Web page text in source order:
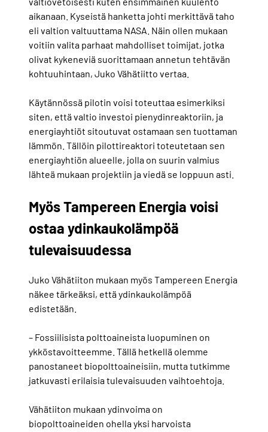
aikanaan. Kyseistä hanketta johti merkittävä taho
eli valtion valtuuttama NASA. Näin ollen mukaan
voitiin valita parhaat mahdolliset toimijat, jotka
olivat kykeneviä suorittamaan annetun tehtävän
kohtuuhintaan, Juko Vähätiitto vertaa.
Käytännössä pilotin voisi toteuttaa esimerkiksi
siten, että valtio investoi pienydinreaktoriin, ja
energiayhtiöt sitoutuvat ostamaan sen tuottaman
lämmön. Tällöin pilottireaktori toteutetaan sen
energiayhtiön alueelle, jolla on suurin valmius
lähteä mukaan projektiin ja viedä se loppuun asti.
Myös Tampereen Energia voisi
ostaa ydinkaukolämpöä
tulevaisuudessa
Juko Vähätiiton mukaan myös Tampereen Energia
näkee tärkeäksi, että ydinkaukolämpöä
edistetään.
– Fossiilisista polttoaineista luopuminen on
ykköstavoitteemme. Tällä hetkellä olemme
panostaneet biopolttoaineisiin, mutta tutkimme
jatkuvasti erilaisia tulevaisuuden vaihtoehtoja.
Vähätiiton mukaan ydinvoima on
biopolttoaineiden ohella yksi harvoista